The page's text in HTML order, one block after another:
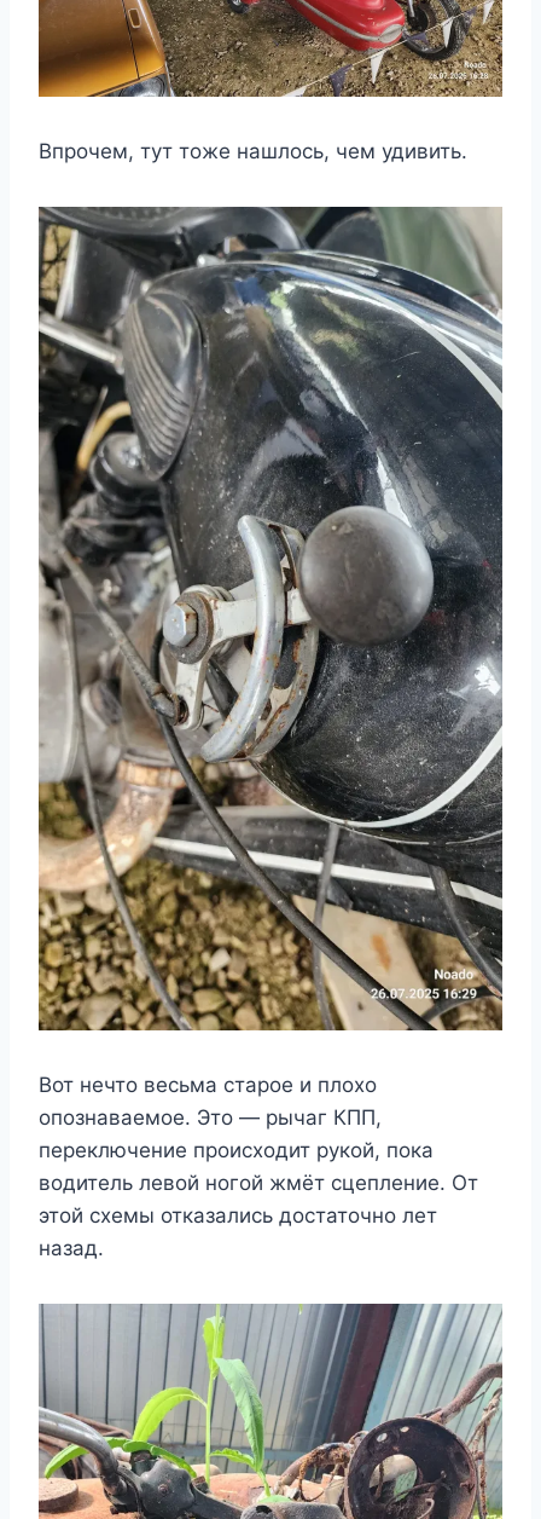
Впрочем, тут тоже нашлось, чем удивить.
Вот нечто весьма старое и плохо
опознаваемое. Это — рычаг КПП,
переключение происходит рукой, пока
водитель левой ногой жмёт сцепление. От
этой схемы отказались достаточно лет
назад.